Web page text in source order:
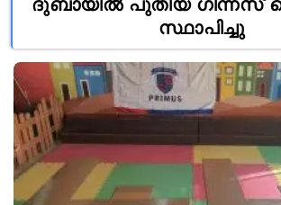
ദുബായിൽ പുതിയ ഗിന്നസ്
സ്ഥാപിച്ചു